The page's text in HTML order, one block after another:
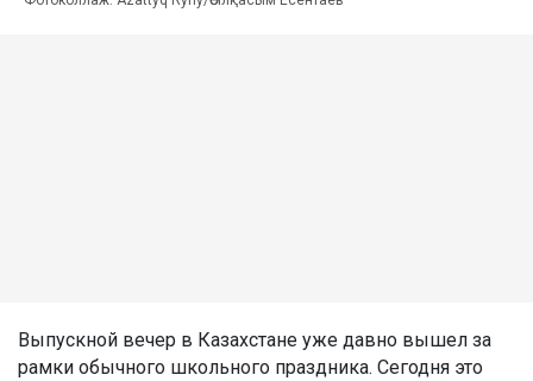
Выпускной вечер в Казахстане уже давно вышел за
рамки обычного школьного праздника. Сегодня это